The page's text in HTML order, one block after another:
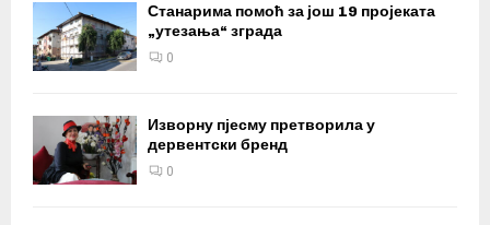
Станарима помоћ за још 19 пројеката
„утезања“ зграда
0
Изворну пјесму претворила у
дервентски бренд
0